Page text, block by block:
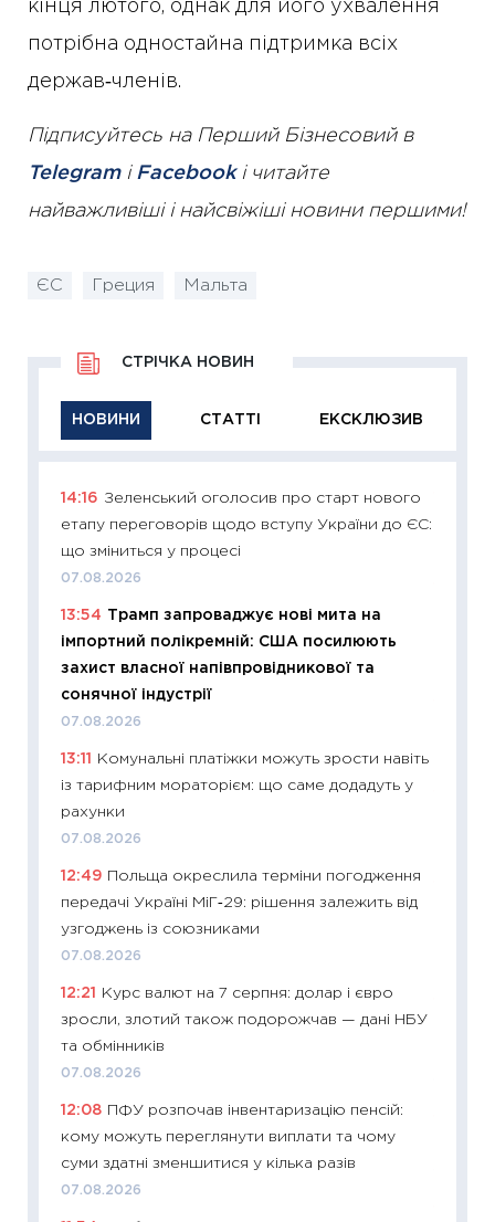
кінця лютого, однак для його ухвалення
потрібна одностайна підтримка всіх
держав‑членів.
Підписуйтесь на Перший Бізнесовий в
Telegramі Facebookі читайте
найважливіші і найсвіжіші новини першими!
ЄС Греция Мальта
НОВИНИ СТАТТІ ЕКСКЛЮЗИВ
СТРІЧКА НОВИН
14:16 Зеленський оголосив про старт нового
етапу переговорів щодо вступу України до ЄС:
що зміниться у процесі
07.08.2026
13:54
Трамп запроваджує нові мита на
імпортний полікремній: США посилюють
захист власної напівпровідникової та
сонячної індустрії
07.08.2026
13:11
Комунальні платіжки можуть зрости навіть
із тарифним мораторієм: що саме додадуть у
рахунки
07.08.2026
12:49
Польща окреслила терміни погодження
передачі Україні МіГ‑29: рішення залежить від
узгоджень із союзниками
07.08.2026
12:21
Курс валют на 7 серпня: долар і євро
зросли, злотий також подорожчав — дані НБУ
та обмінників
07.08.2026
12:08
ПФУ розпочав інвентаризацію пенсій:
кому можуть переглянути виплати та чому
суми здатні зменшитися у кілька разів
07.08.2026